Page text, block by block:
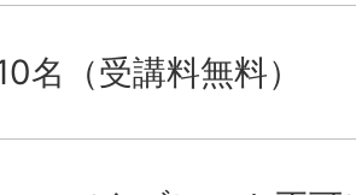
名（受講料無料）